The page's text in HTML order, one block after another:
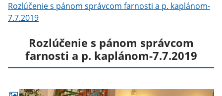
Rozlúčenie s pánom správcom farnosti a p. kaplánom-
7.7.2019
Rozlúčenie s pánom správcom
farnosti a p. kaplánom-7.7.2019